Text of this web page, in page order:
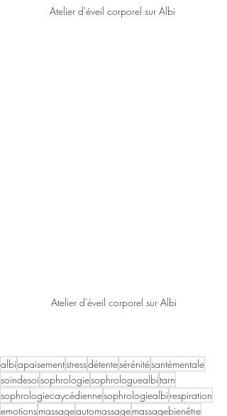
Atelier d'éveil corporel sur Albi
Atelier d'éveil corporel sur Albi
albiapaisementstressdétentesérénitésantémentale
soindesoisophrologiesophrologuealbitarn
sophrologiecaycédiennesophrologiealbirespiration
emotionsmassageautomassagemassagebienêtre